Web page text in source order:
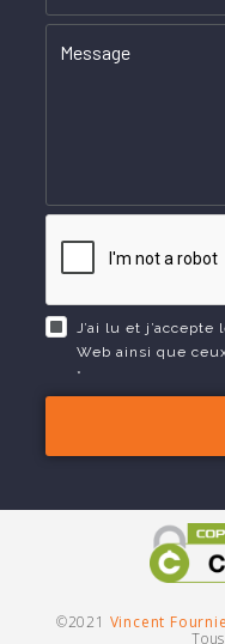
J’ai lu et
Web ainsi que
*
©2021 Vincent